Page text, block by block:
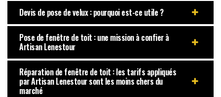
Devis de pose de velux : pourquoi est-ce utile ?
Pose de fenêtre de toit : une mission à confier à
Artisan Lenestour
Réparation de fenêtre de toit : les tarifs appliqués
par Artisan Lenestour sont les moins chers du
marché